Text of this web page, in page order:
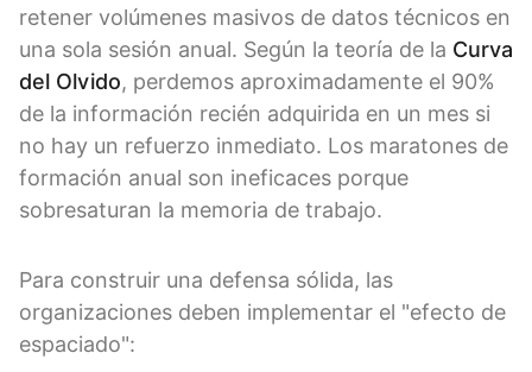
retener volúmenes masivos de datos técnicos en
una sola sesión anual. Según la teoría de la Curva
del Olvido, perdemos aproximadamente el 90%
de la información recién adquirida en un mes si
no hay un refuerzo inmediato. Los maratones de
formación anual son ineficaces porque
sobresaturan la memoria de trabajo.
Para construir una defensa sólida, las
organizaciones deben implementar el "efecto de
espaciado":